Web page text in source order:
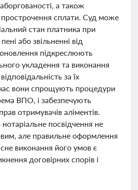
а також
прострочення сплати. Суд може
стан платника при
або звільненні від
підкреслюють
укладення та виконання
за їх
вони спрощують процедури
ВПО, і забезпечують
отримувачів аліментів.
посвідчення не
але правильне оформлення
виконання його умов є
договірних спорів і